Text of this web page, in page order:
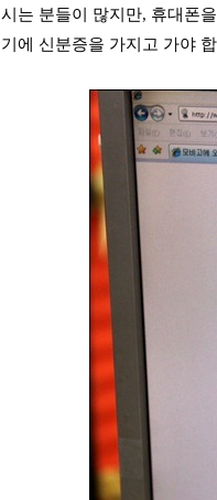
시는 분들이 많지만, 휴대폰
기에 신분증을 가지고 가야